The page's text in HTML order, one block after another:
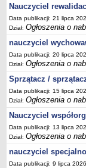
Nauczyciel
Data publikacji: 21 lipca
Dział:Ogłoszenia o
nauczyciel
Data publikacji: 20 lipca
Dział:Ogłoszenia o
Sprzątacz /
Data publikacji: 15 lipca
Dział:Ogłoszenia o
Nauczyciel
Data publikacji: 13 lipca
Dział:Ogłoszenia o
nauczyciel
Data publikacji: 9 lipca 2026